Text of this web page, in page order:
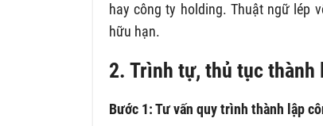
hay công ty holding. Thuật ngữ lép
hữu hạn.
2. Trình tự, thủ tục thành
Bước 1: Tư vấn quy trình thành lập